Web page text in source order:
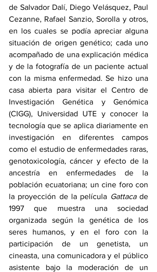
de Salvador Dalí, Diego Velásquez, Paul
Cezanne, Rafael Sanzio, Sorolla y otros,
en los cuales se podía apreciar alguna
situación de origen genético; cada uno
acompañado de una explicación médica
y de la fotografía de un paciente actual
con la misma enfermedad. Se hizo una
casa abierta para visitar el Centro de
Investigación Genética y Genómica
(CIGG), Universidad UTE y conocer la
tecnología que se aplica diariamente en
investigación en diferentes campos
como el estudio de enfermedades raras,
genotoxicología, cáncer y efecto de la
ancestría en enfermedades de la
población ecuatoriana; un cine foro con
la proyección de la película Gattaca de
1997 que muestra una sociedad
organizada según la genética de los
seres humanos, y en el foro con la
participación de un genetista, un
cineasta, una comunicadora y el público
asistente bajo la moderación de un